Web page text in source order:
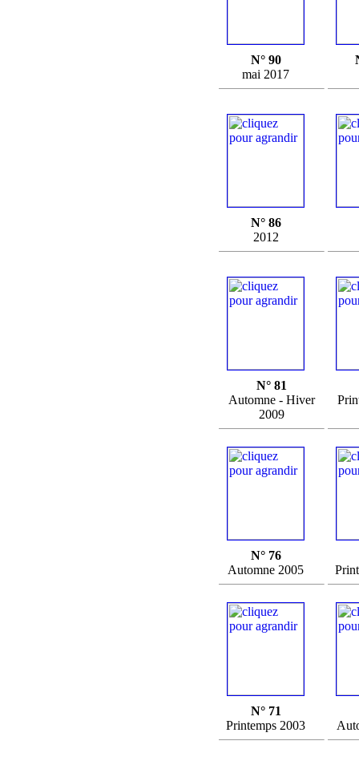
N° 90
mai 2017
N° 86
2012
N° 81
Automne - Hiver
2009
N° 76
Automne 2005
N° 71
Printemps 2003